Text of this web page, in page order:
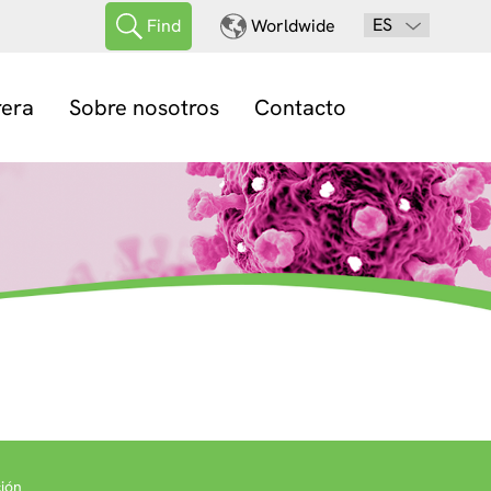
Find Worldwide ES
Sobre nosotros Contacto